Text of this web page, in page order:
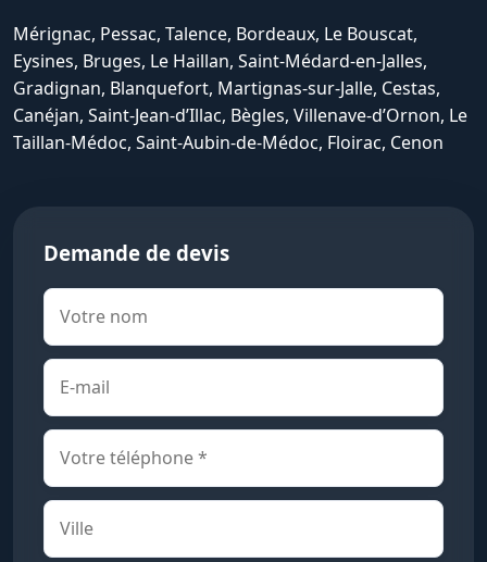
Mérignac, Pessac, Talence, Bordeaux, Le Bouscat,
Eysines, Bruges, Le Haillan, Saint-Médard-en-Jalles,
Gradignan, Blanquefort, Martignas-sur-Jalle, Cestas,
Canéjan, Saint-Jean-d’Illac, Bègles, Villenave-d’Ornon, Le
Taillan-Médoc, Saint-Aubin-de-Médoc, Floirac, Cenon
Demande de devis